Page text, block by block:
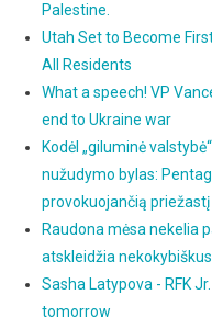
Palestine.
Utah Set to Become
All Residents
What a speech! VP
end to Ukraine war
Kodėl „giluminė
nužudymo bylas:
provokuojančią priežastį
Raudona mėsa nekelia
atskleidžia
Sasha Latypova - RFK
tomorrow